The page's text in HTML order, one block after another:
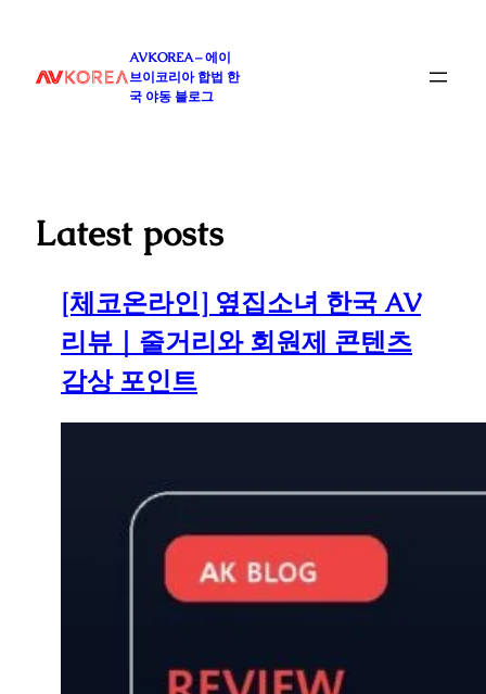
AVKOREA – 에이
브이코리아 합법 한
국 야동 블로그
Latest posts
[체코온라인] 옆집소녀 한국 AV
리뷰｜줄거리와 회원제 콘텐츠
감상 포인트